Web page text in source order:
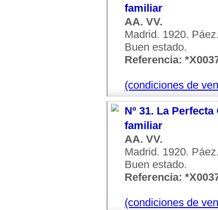
familiar
AA. VV.
Madrid. 1920.
Buen estado.
Referencia:
(condiciones de
Nº 31. La
familiar
AA. VV.
Madrid. 1920.
Buen estado.
Referencia:
(condiciones de